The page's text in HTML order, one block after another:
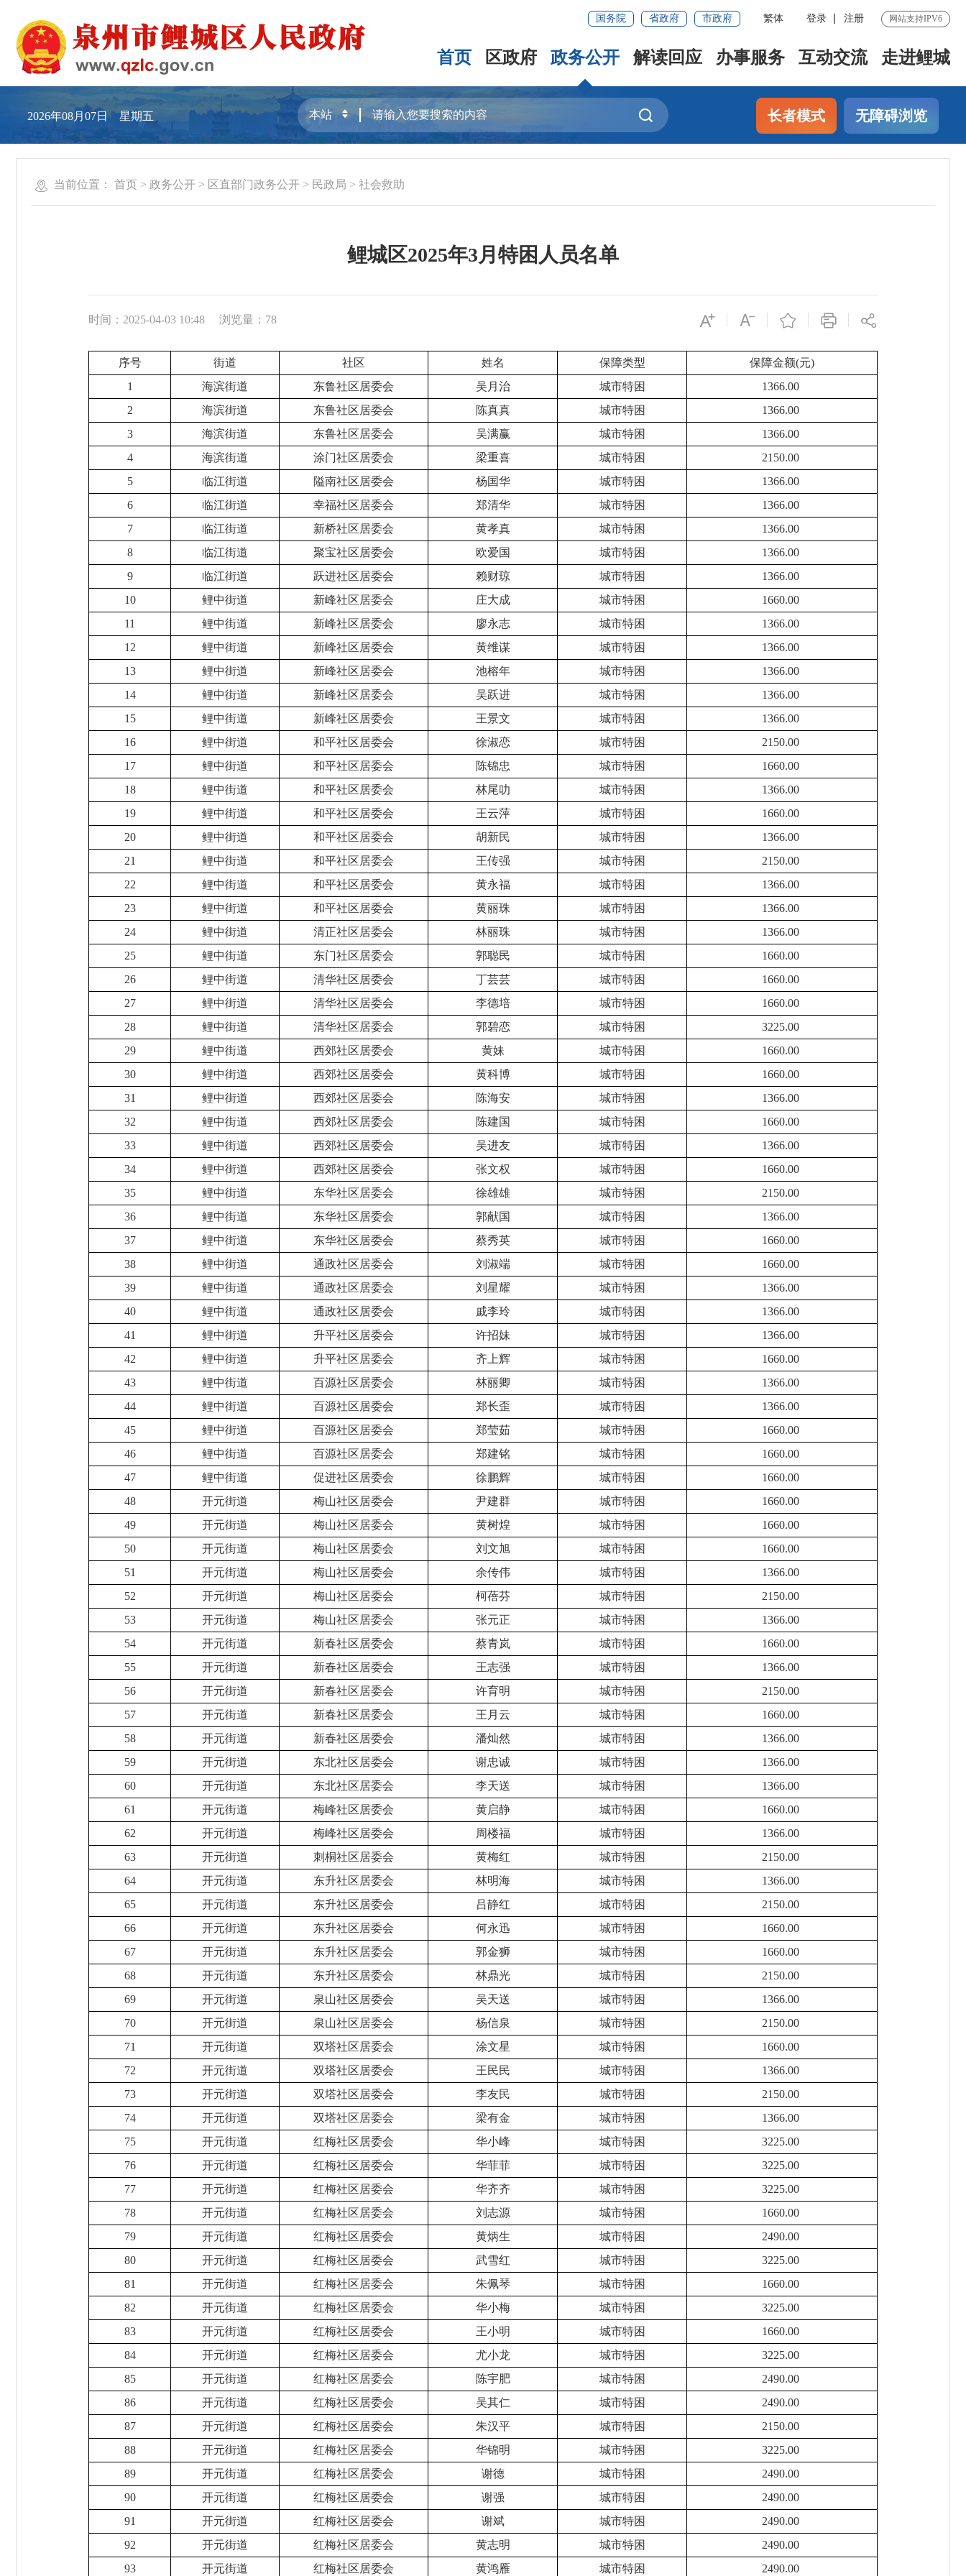
国务院 省政府 市政府 繁体 登录 注册 网站支持IPV6
首页 区政府 政务公开 解读回应 办事服务 互动交流 走进鲤城
2026年08月07日 星期五 长者模式 无障碍浏览
当前位置： 首页 > 政务公开 > 区直部门政务公开 > 民政局 > 社会救助
鲤城区2025年3月特困人员名单
时间：2025-04-03 10:48 浏览量： 78
序号 街道 社区 姓名 保障类型
保障金额(元)
1
海滨街道 东鲁社区居委会 吴月治 城市特困
1366.00
2
海滨街道 东鲁社区居委会 陈真真 城市特困
1366.00
3
海滨街道 东鲁社区居委会 吴满赢 城市特困
1366.00
4
海滨街道 涂门社区居委会 梁重喜 城市特困
2150.00
5
临江街道 隘南社区居委会 杨国华 城市特困
1366.00
6
临江街道 幸福社区居委会 郑清华 城市特困
1366.00
7
临江街道 新桥社区居委会 黄孝真 城市特困
1366.00
8
临江街道 聚宝社区居委会 欧爱国 城市特困
1366.00
9
临江街道 跃进社区居委会 赖财琼 城市特困
1366.00
10
鲤中街道 新峰社区居委会 庄大成 城市特困
1660.00
11
鲤中街道 新峰社区居委会 廖永志 城市特困
1366.00
12
鲤中街道 新峰社区居委会 黄维谋 城市特困
1366.00
13
鲤中街道 新峰社区居委会 池榕年 城市特困
1366.00
14
鲤中街道 新峰社区居委会 吴跃进 城市特困
1366.00
15
鲤中街道 新峰社区居委会 王景文 城市特困
1366.00
16
鲤中街道 和平社区居委会 徐淑恋 城市特困
2150.00
17
鲤中街道 和平社区居委会 陈锦忠 城市特困
1660.00
18
鲤中街道 和平社区居委会 林尾叻 城市特困
1366.00
19
鲤中街道 和平社区居委会 王云萍 城市特困
1660.00
20
鲤中街道 和平社区居委会 胡新民 城市特困
1366.00
21
鲤中街道 和平社区居委会 王传强 城市特困
2150.00
22
鲤中街道 和平社区居委会 黄永福 城市特困
1366.00
23
鲤中街道 和平社区居委会 黄丽珠 城市特困
1366.00
24
鲤中街道 清正社区居委会 林丽珠 城市特困
1366.00
25
鲤中街道 东门社区居委会 郭聪民 城市特困
1660.00
26
鲤中街道 清华社区居委会 丁芸芸 城市特困
1660.00
27
鲤中街道 清华社区居委会 李德培 城市特困
1660.00
28
鲤中街道 清华社区居委会 郭碧恋 城市特困
3225.00
29
鲤中街道 西郊社区居委会 黄妹 城市特困
1660.00
30
鲤中街道 西郊社区居委会 黄科博 城市特困
1660.00
31
鲤中街道 西郊社区居委会 陈海安 城市特困
1366.00
32
鲤中街道 西郊社区居委会 陈建国 城市特困
1660.00
33
鲤中街道 西郊社区居委会 吴进友 城市特困
1366.00
34
鲤中街道 西郊社区居委会 张文权 城市特困
1660.00
35
鲤中街道 东华社区居委会 徐雄雄 城市特困
2150.00
36
鲤中街道 东华社区居委会 郭献国 城市特困
1366.00
37
鲤中街道 东华社区居委会 蔡秀英 城市特困
1660.00
38
鲤中街道 通政社区居委会 刘淑端 城市特困
1660.00
39
鲤中街道 通政社区居委会 刘星耀 城市特困
1366.00
40
鲤中街道 通政社区居委会 戚李玲 城市特困
1366.00
41
鲤中街道 升平社区居委会 许招妹 城市特困
1366.00
42
鲤中街道 升平社区居委会 齐上辉 城市特困
1660.00
43
鲤中街道 百源社区居委会 林丽卿 城市特困
1366.00
44
鲤中街道 百源社区居委会 郑长歪 城市特困
1366.00
45
鲤中街道 百源社区居委会 郑莹茹 城市特困
1660.00
46
鲤中街道 百源社区居委会 郑建铭 城市特困
1660.00
47
鲤中街道 促进社区居委会 徐鹏辉 城市特困
1660.00
48
开元街道 梅山社区居委会 尹建群 城市特困
1660.00
49
开元街道 梅山社区居委会 黄树煌 城市特困
1660.00
50
开元街道 梅山社区居委会 刘文旭 城市特困
1660.00
51
开元街道 梅山社区居委会 余传伟 城市特困
1366.00
52
开元街道 梅山社区居委会 柯蓓芬 城市特困
2150.00
53
开元街道 梅山社区居委会 张元正 城市特困
1366.00
54
开元街道 新春社区居委会 蔡青岚 城市特困
1660.00
55
开元街道 新春社区居委会 王志强 城市特困
1366.00
56
开元街道 新春社区居委会 许育明 城市特困
2150.00
57
开元街道 新春社区居委会 王月云 城市特困
1660.00
58
开元街道 新春社区居委会 潘灿然 城市特困
1366.00
59
开元街道 东北社区居委会 谢忠诚 城市特困
1366.00
60
开元街道 东北社区居委会 李天送 城市特困
1366.00
61
开元街道 梅峰社区居委会 黄启静 城市特困
1660.00
62
开元街道 梅峰社区居委会 周楼福 城市特困
1366.00
63
开元街道 刺桐社区居委会 黄梅红 城市特困
2150.00
64
开元街道 东升社区居委会 林明海 城市特困
1366.00
65
开元街道 东升社区居委会 吕静红 城市特困
2150.00
66
开元街道 东升社区居委会 何永迅 城市特困
1660.00
67
开元街道 东升社区居委会 郭金狮 城市特困
1660.00
68
开元街道 东升社区居委会 林鼎光 城市特困
2150.00
69
开元街道 泉山社区居委会 吴天送 城市特困
1366.00
70
开元街道 泉山社区居委会 杨信泉 城市特困
2150.00
71
开元街道 双塔社区居委会 涂文星 城市特困
1660.00
72
开元街道 双塔社区居委会 王民民 城市特困
1366.00
73
开元街道 双塔社区居委会 李友民 城市特困
2150.00
74
开元街道 双塔社区居委会 梁有金 城市特困
1366.00
75
开元街道 红梅社区居委会 华小峰 城市特困
3225.00
76
开元街道 红梅社区居委会 华菲菲 城市特困
3225.00
77
开元街道 红梅社区居委会 华齐齐 城市特困
3225.00
78
开元街道 红梅社区居委会 刘志源 城市特困
1660.00
79
开元街道 红梅社区居委会 黄炳生 城市特困
2490.00
80
开元街道 红梅社区居委会 武雪红 城市特困
3225.00
81
开元街道 红梅社区居委会 朱佩琴 城市特困
1660.00
82
开元街道 红梅社区居委会 华小梅 城市特困
3225.00
83
开元街道 红梅社区居委会 王小明 城市特困
1660.00
84
开元街道 红梅社区居委会 尤小龙 城市特困
3225.00
85
开元街道 红梅社区居委会 陈宇肥 城市特困
2490.00
86
开元街道 红梅社区居委会 吴其仁 城市特困
2490.00
87
开元街道 红梅社区居委会 朱汉平 城市特困
2150.00
88
开元街道 红梅社区居委会 华锦明 城市特困
3225.00
89
开元街道 红梅社区居委会 谢德 城市特困
2490.00
90
开元街道 红梅社区居委会 谢强 城市特困
2490.00
91
开元街道 红梅社区居委会 谢斌 城市特困
2490.00
92
开元街道 红梅社区居委会 黄志明 城市特困
2490.00
93
开元街道 红梅社区居委会 黄鸿雁 城市特困 2490.00